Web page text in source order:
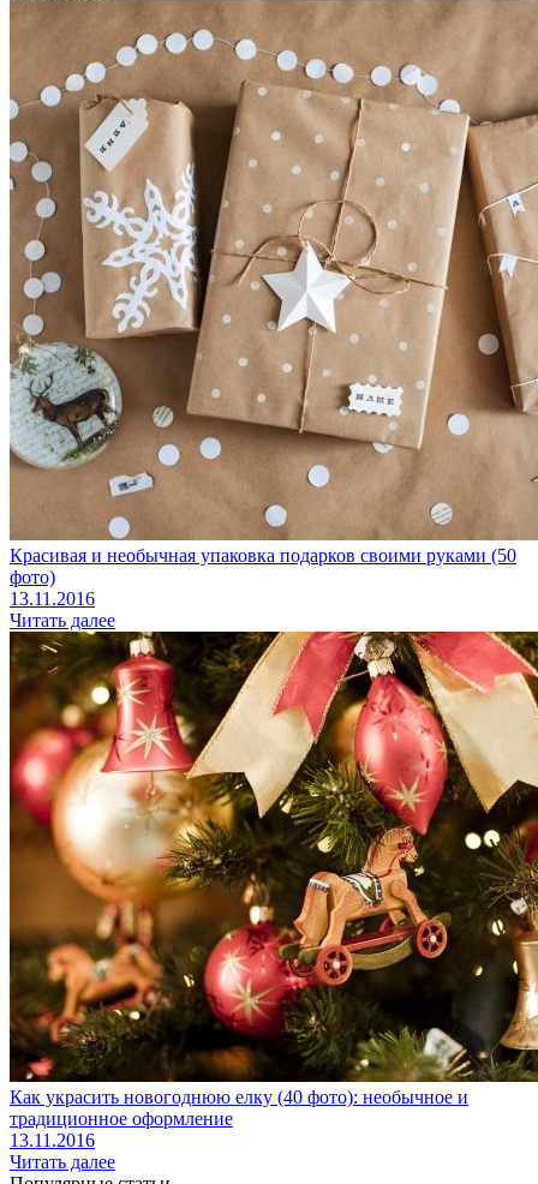
Красивая и необычная упаковка подарков своими руками (50
фото)
13.11.2016
Читать далее
Как украсить новогоднюю елку (40 фото): необычное и
традиционное оформление
13.11.2016
Читать далее